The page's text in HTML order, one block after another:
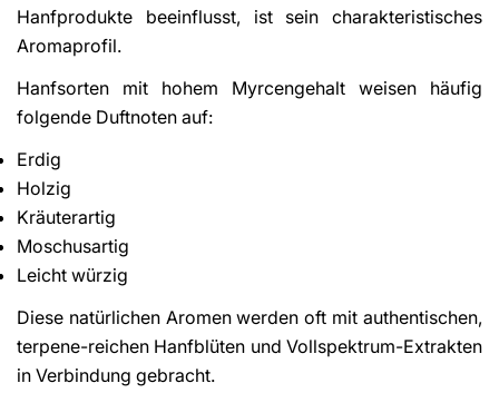
Hanfprodukte beeinflusst, ist sein charakteristisches
Aromaprofil.
Hanfsorten mit hohem Myrcengehalt weisen häufig
folgende Duftnoten auf:
Erdig
Holzig
Kräuterartig
Moschusartig
Leicht würzig
Diese natürlichen Aromen werden oft mit authentischen,
terpene-reichen Hanfblüten und Vollspektrum-Extrakten
in Verbindung gebracht.